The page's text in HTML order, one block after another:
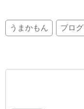
うまかもん ブログ